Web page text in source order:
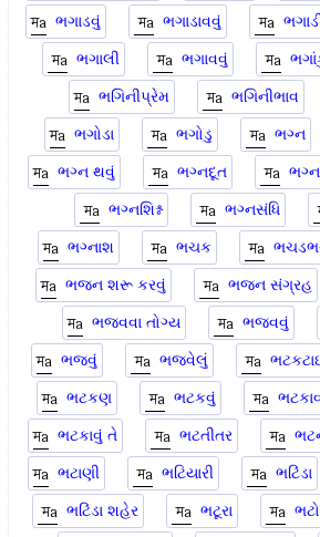
ભગાડવું
ભગાડાવવું
ભગાલી
ભગાવવું
ભગિનીપ્રેમ
ભગિનીભાવ
ભગોડા
ભગોડુ ભગ્ન
ભગ્ન થવું
ભગ્નદૂત
ભગ્નશિશ્ન
ભગ્નસંધિ
ભગ્નાશ
ભચક
ભજન શરૂ કરવું
ભજન સંગ્રહ
ભજવવા તોગ્ય
ભજવવું
ભજવું
ભજવેલું
ભટકણ
ભટકવું
ભટકાવું તે
ભટતીતર
ભટાણી
ભટિયારી ભટિંડા
ભટિંડા શહેર
ભટૂરા